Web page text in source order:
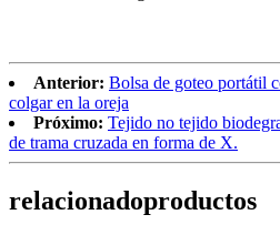
Anterior: Bolsa de goteo portátil
colgar en la oreja
Próximo: Tejido no tejido
de trama cruzada en forma de X.
relacionadoproductos